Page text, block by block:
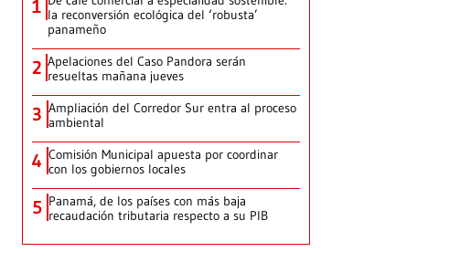
1 la reconversión ecológica del ‘robusta’
panameño
2 Apelaciones del Caso Pandora serán
resueltas mañana jueves
3 Ampliación del Corredor Sur entra al proceso
ambiental
4 Comisión Municipal apuesta por coordinar
con los gobiernos locales
5 Panamá, de los países con más baja
recaudación tributaria respecto a su PIB